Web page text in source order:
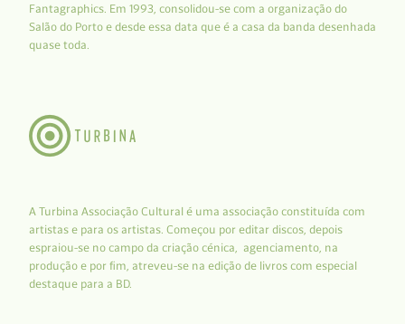
Fantagraphics. Em 1993, consolidou-se com a organização do
Salão do Porto e desde essa data que é a casa da banda desenhada
quase toda.
A Turbina Associação Cultural é uma associação constituída com
artistas e para os artistas. Começou por editar discos, depois
espraiou-se no campo da criação cénica, agenciamento, na
produção e por fim, atreveu-se na edição de livros com especial
destaque para a BD.